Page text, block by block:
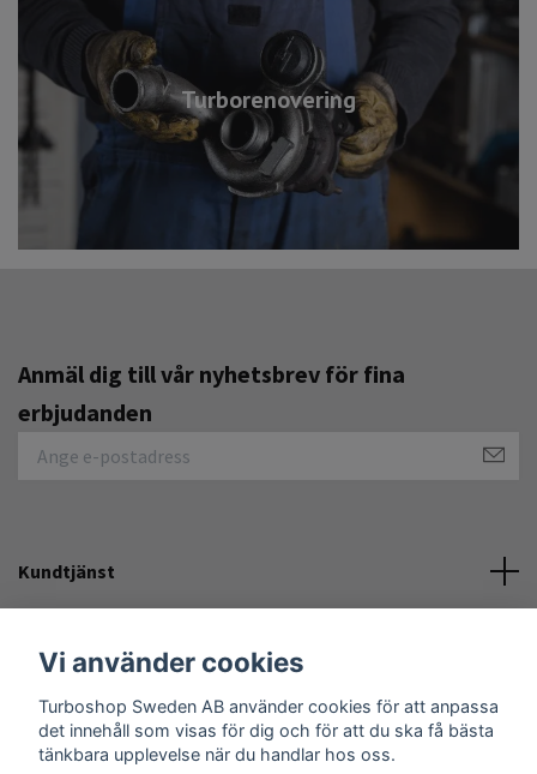
Turborenovering
Anmäl dig till vår nyhetsbrev för fina
erbjudanden
Kundtjänst
Sociala medier
Vi använder cookies
Turboshop Sweden AB använder cookies för att anpassa
det innehåll som visas för dig och för att du ska få bästa
tänkbara upplevelse när du handlar hos oss.